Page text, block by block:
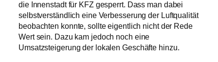
Nach einer Studie einer Großbank stiegen in den
autofreien Gebieten die Verkaufszahlen um 9,5%,
während sie in der restliche Stadt lediglich um etwa
3% stiegen, wie in der schweizerHandelszeitung